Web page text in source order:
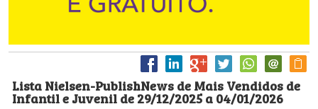
Lista Nielsen-PublishNews de Mais Vendidos de
Infantil e Juvenil de 29/12/2025 a 04/01/2026